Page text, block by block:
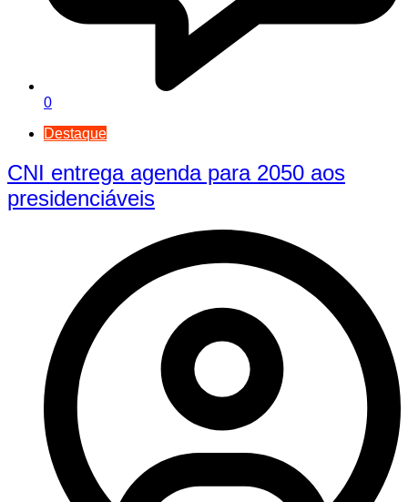
0
Destaque
CNI entrega agenda para 2050 aos
presidenciáveis